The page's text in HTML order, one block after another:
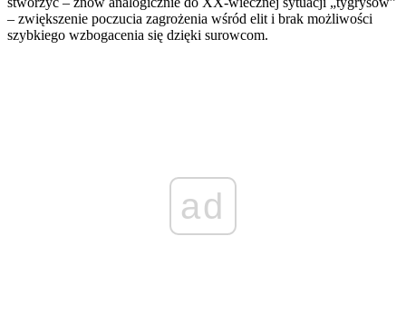
– zwiększenie poczucia zagrożenia wśród elit i brak możliwości
szybkiego wzbogacenia się dzięki surowcom.
ad